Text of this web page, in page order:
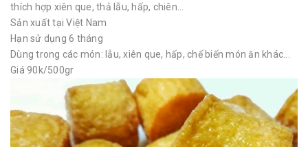
thích hợp xiên que, thả lẫu, hấp, chiên...
Sản xuất tại Việt Nam
Hạn sử dụng 6 tháng
Dùng trong các món: lẫu, xiên que, hấp, chế biến món ăn khác...
Giá 90k/500gr